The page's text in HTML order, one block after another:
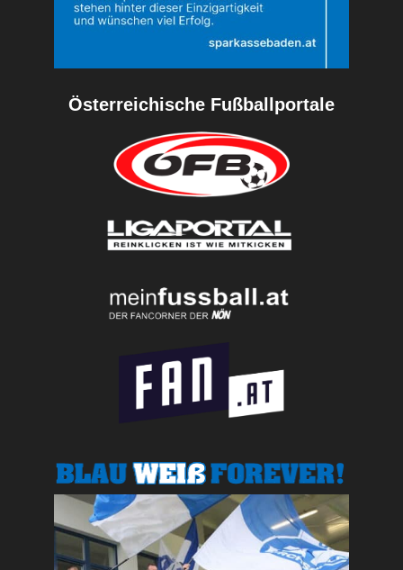
Österreichische Fußballportale